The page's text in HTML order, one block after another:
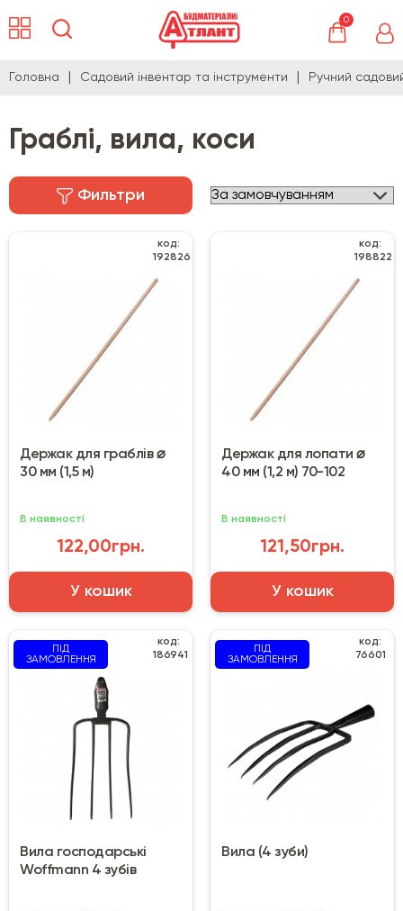
0
Головна Садовий інвентар та інструменти Ручний
Граблі, вила, коси
Фильтри
код:
192826
Держак для граблів ⌀
30 мм (1,5 м)
В наявності
122,00грн.
У кошик
код:
198822
Держак для лопати ⌀
40 мм (1,2 м) 70-102
В наявності
121,50грн.
У кошик
ПІД
ЗАМОВЛЕННЯ
код:
186941
Вила господарські
Woffmann 4 зубів
ПІД
ЗАМОВЛЕННЯ
код:
76601
Вила (4 зуби)